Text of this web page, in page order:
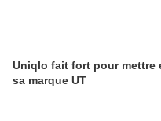
Uniqlo fait fort pour mettre
sa marque UT